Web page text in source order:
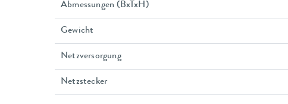
Abmessungen (BxTxH)
Gewicht
Netzversorgung
Netzstecker